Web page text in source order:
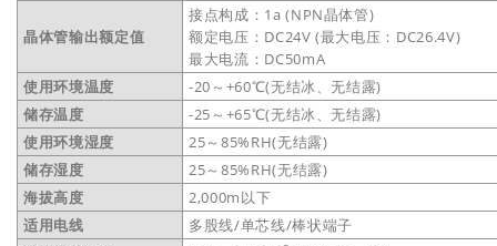
晶体管输出额定值
接点构成：1a (NPN晶体管)
额定电压：DC24V (最大电压：DC26.4V)
最大电流：DC50mA
使用环境温度
-20～+60℃(无结冰、无结露)
储存温度
-25～+65℃(无结冰、无结露)
使用环境湿度
25～85%RH(无结露)
储存湿度
25～85%RH(无结露)
海拔高度
2,000m以下
适用电线
多股线/单芯线/棒状端子